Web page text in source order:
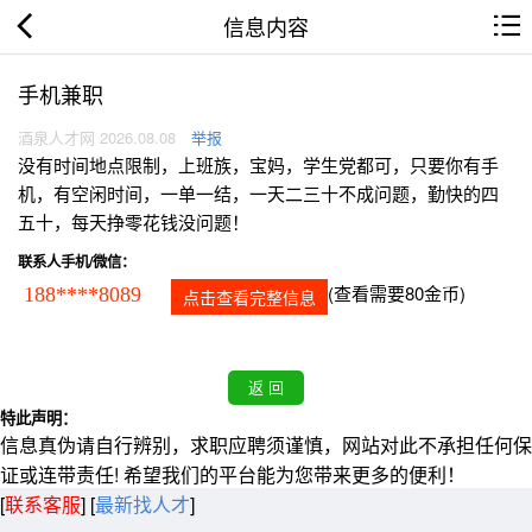
信息内容
手机兼职
酒泉人才网 2026.08.08 举报
没有时间地点限制，上班族，宝妈，学生党都可，只要你有手
机，有空闲时间，一单一结，一天二三十不成问题，勤快的四
五十，每天挣零花钱没问题！
联系人手机/微信：
188****8089 点击查看完整信息 (查看需要80金币)
特此声明：
信息真伪请自行辨别，求职应聘须谨慎，网站对此不承担任何保
证或连带责任! 希望我们的平台能为您带来更多的便利！
[联系客服] [最新找人才]